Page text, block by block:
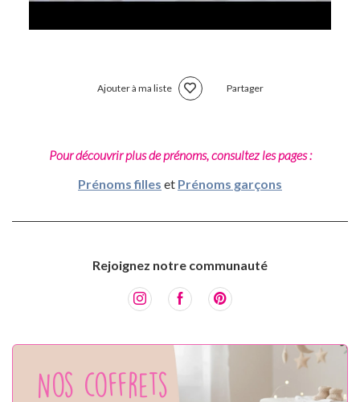
Ajouter à ma liste Partager
Pour découvrir plus de prénoms, consultez les pages :
Prénoms filles et Prénoms garçons
Rejoignez notre communauté
Nos coffrets